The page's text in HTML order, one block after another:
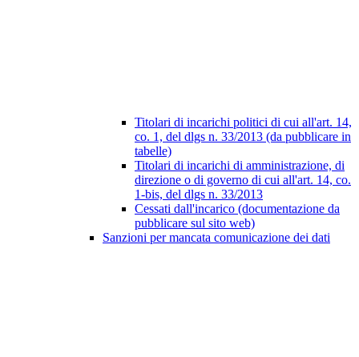
Titolari di incarichi politici di cui all'art. 14,
co. 1, del dlgs n. 33/2013 (da pubblicare in
tabelle)
Titolari di incarichi di amministrazione, di
direzione o di governo di cui all'art. 14, co.
1-bis, del dlgs n. 33/2013
Cessati dall'incarico (documentazione da
pubblicare sul sito web)
Sanzioni per mancata comunicazione dei dati